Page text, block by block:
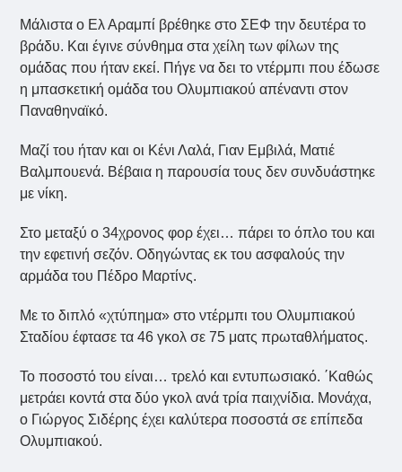
Μάλιστα ο Ελ Αραμπί βρέθηκε στο ΣΕΦ την δευτέρα το
βράδυ. Και έγινε σύνθημα στα χείλη των φίλων της
ομάδας που ήταν εκεί. Πήγε να δει το ντέρμπι που έδωσε
η μπασκετική ομάδα του Ολυμπιακού απέναντι στον
Παναθηναϊκό.
Μαζί του ήταν και οι Κένι Λαλά, Γιαν Εμβιλά, Ματιέ
Βαλμπουενά. Βέβαια η παρουσία τους δεν συνδυάστηκε
με νίκη.
Στο μεταξύ ο 34χρονος φορ έχει… πάρει το όπλο του και
την εφετινή σεζόν. Οδηγώντας εκ του ασφαλούς την
αρμάδα του Πέδρο Μαρτίνς.
Με το διπλό «χτύπημα» στο ντέρμπι του Ολυμπιακού
Σταδίου έφτασε τα 46 γκολ σε 75 ματς πρωταθλήματος.
Το ποσοστό του είναι… τρελό και εντυπωσιακό. ΄Καθώς
μετράει κοντά στα δύο γκολ ανά τρία παιχνίδια. Μονάχα,
ο Γιώργος Σιδέρης έχει καλύτερα ποσοστά σε επίπεδα
Ολυμπιακού.